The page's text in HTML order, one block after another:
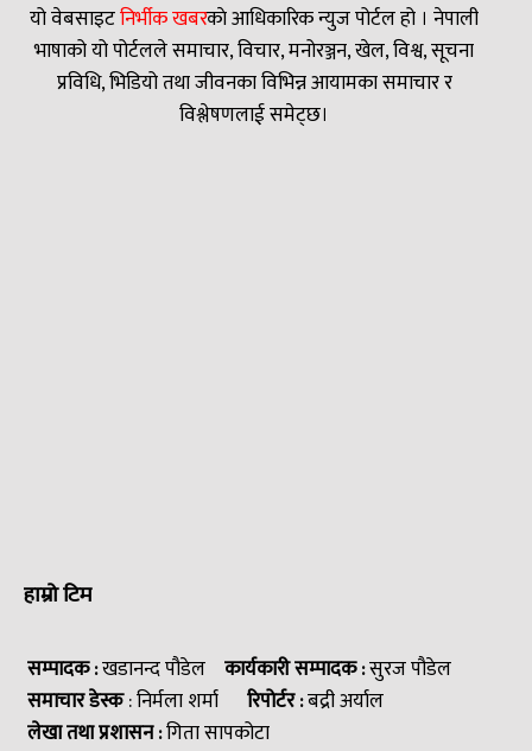
यो वेबसाइटनिर्भीक खबरकाे आधिकारिक न्युज पोर्टल हो । नेपाली
भाषाको यो पोर्टलले समाचार, विचार, मनोरञ्जन, खेल, विश्व, सूचना
प्रविधि, भिडियो तथा जीवनका विभिन्न आयामका समाचार र
विश्लेषणलाई समेट्छ।
हाम्रो टिम
सम्पादक :खडानन्द पौडेल कार्यकारी सम्पादक :सुरज पौडेल
समाचार डेस्क: निर्मला शर्मा रिपोर्टर :बद्री अर्याल
लेखा तथा प्रशासन :गिता सापकोटा